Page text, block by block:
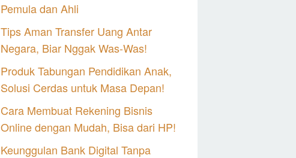
Pemula dan Ahli
Tips Aman Transfer Uang Antar
Negara, Biar Nggak Was-Was!
Produk Tabungan Pendidikan Anak,
Solusi Cerdas untuk Masa Depan!
Cara Membuat Rekening Bisnis
Online dengan Mudah, Bisa dari HP!
Keunggulan Bank Digital Tanpa